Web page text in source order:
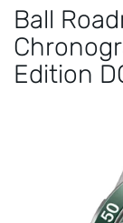
Ball
Edition